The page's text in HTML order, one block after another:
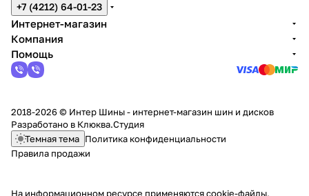
+7 (4212) 64-01-23
Интернет-магазин
Компания
Помощь
2018-2026 © Интер Шины - интернет-магазин шин и дисков
Разработано в Клюква.Студия
Темная тема Политика конфиденциальности
Правила продажи
На информационном ресурсе применяютсяcookie-файлы,